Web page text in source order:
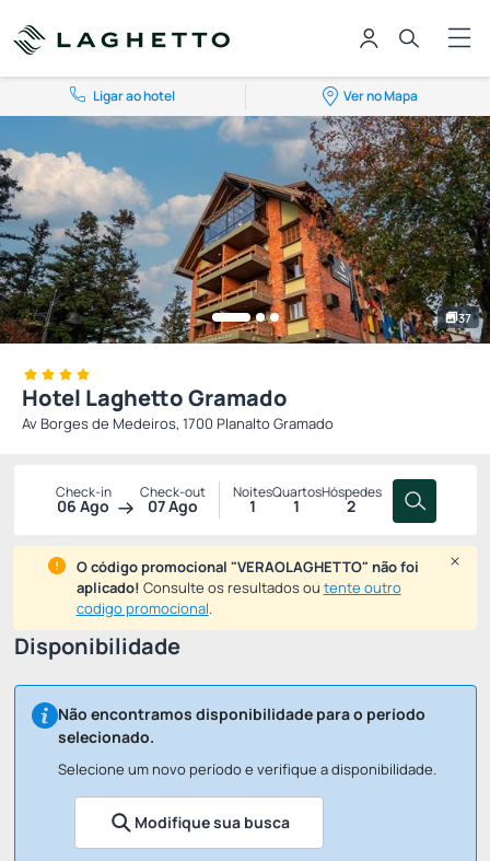
Ligar ao hotel Ver no Mapa
37
Hotel Laghetto Gramado
Av Borges de Medeiros, 1700 Planalto Gramado
Check-in
06 Ago
Check-out
07 Ago
Noites
1
Quartos
1
Hóspedes
2
O código promocional "VERAOLAGHETTO" não foi
aplicado! Consulte os resultados ou tente outro
codigo promocional.
Disponibilidade
Não encontramos disponibilidade para o período
selecionado.
Selecione um novo período e verifique a disponibilidade.
Modifique sua busca